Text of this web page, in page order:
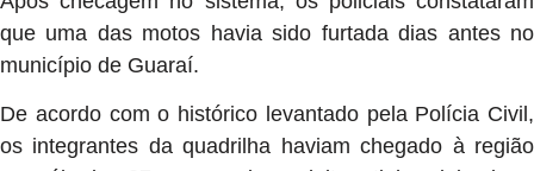
que uma das motos havia sido furtada dias antes no
município de Guaraí.
De acordo com o histórico levantado pela Polícia Civil,
os integrantes da quadrilha haviam chegado à região